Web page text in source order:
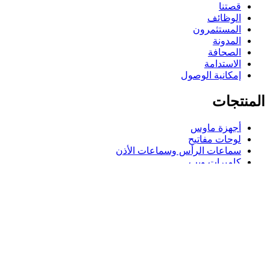
قصتنا
الوظائف
المستثمرون
المدونة
الصحافة
الاستدامة
إمكانية الوصول
المنتجات
أجهزة ماوس
لوحات مفاتيح
سماعات الرأس وسماعات الأذن
كاميرات ويب